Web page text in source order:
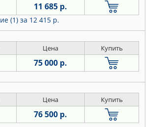
11 685 р.
(1) за 12 415 р.
Цена Купить
75 000 р.
Цена Купить
76 500 р.